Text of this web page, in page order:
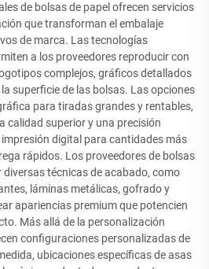
de bolsas de papel ofrecen servicios
que transforman el embalaje
de marca. Las tecnologías
a los proveedores reproducir con
complejos, gráficos detallados
superficie de las bolsas. Las opciones
para tiradas grandes y rentables,
calidad superior y una precisión
digital para cantidades más
rápidos. Los proveedores de bolsas
técnicas de acabado, como
láminas metálicas, gofrado y
apariencias premium que potencien
Más allá de la personalización
configuraciones personalizadas de
ubicaciones específicas de asas